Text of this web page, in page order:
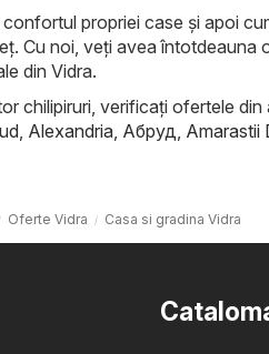
propriei case și apoi
Cu noi, veți avea întotdeauna
din Vidra.
chilipiruri, verificați ofertele din
, Alexandria, Абруд, Amarastii
Oferte Vidra Casa si gradina Vidra